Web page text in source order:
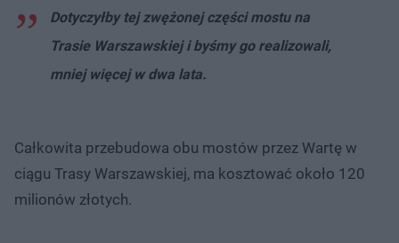
Dotyczyłby tej zwężonej części mostu na
Trasie Warszawskiej i byśmy go realizowali,
mniej więcej w dwa lata.
Całkowita przebudowa obu mostów przez Wartę w
ciągu Trasy Warszawskiej, ma kosztować około 120
milionów złotych.​​